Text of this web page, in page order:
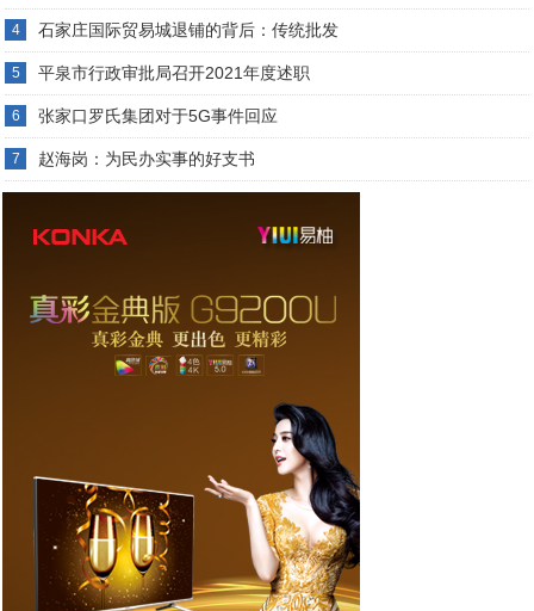
4 石家庄国际贸易城退铺的背后：传统批发
5 平泉市行政审批局召开2021年度述职
6 张家口罗氏集团对于5G事件回应
7 赵海岗：为民办实事的好支书